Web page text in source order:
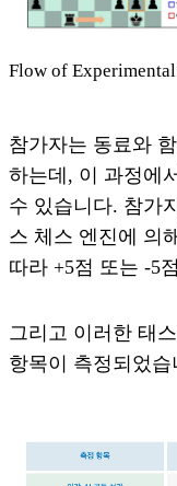
Flow of
참가자는 동료와
하는데, 이 과정에
수 있습니다. 참가
스 체스 엔진에 의
따라 +5점 또는 -5
그리고 이러한 태
항목이 측정되었습